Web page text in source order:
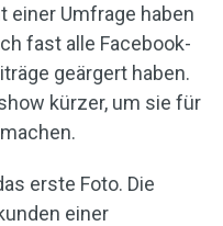
einer Umfrage haben
fast alle Facebook-
geärgert haben.
kürzer, um sie für
erste Foto. Die
einer